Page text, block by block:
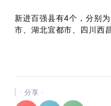
新进百强县有4个，分别
市、湖北宜都市、四川西
· 分享 ·